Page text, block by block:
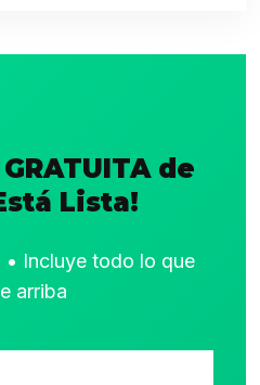
de
Lista!
Incluye todo lo que
arriba